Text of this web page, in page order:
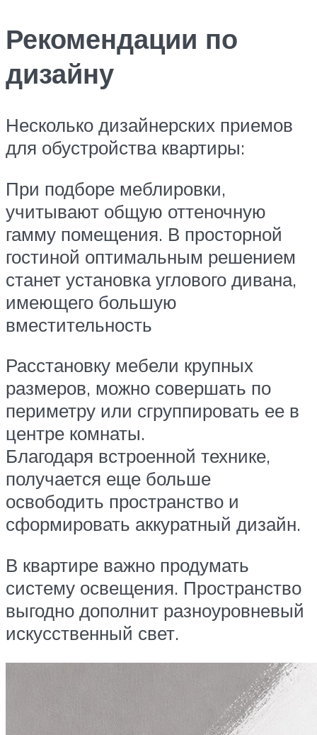
Рекомендации по
дизайну
Несколько дизайнерских приемов
для обустройства квартиры:
При подборе меблировки,
учитывают общую оттеночную
гамму помещения. В просторной
гостиной оптимальным решением
станет установка углового дивана,
имеющего большую
вместительность
Расстановку мебели крупных
размеров, можно совершать по
периметру или сгруппировать ее в
центре комнаты.
Благодаря встроенной технике,
получается еще больше
освободить пространство и
сформировать аккуратный дизайн.
В квартире важно продумать
систему освещения. Пространство
выгодно дополнит разноуровневый
искусственный свет.